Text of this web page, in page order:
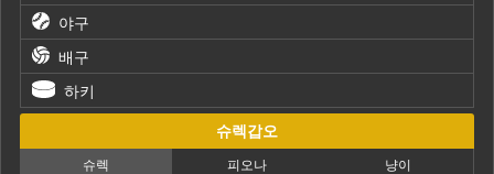
야구
배구
하키
슈렉갑오
슈렉 피오나 냥이